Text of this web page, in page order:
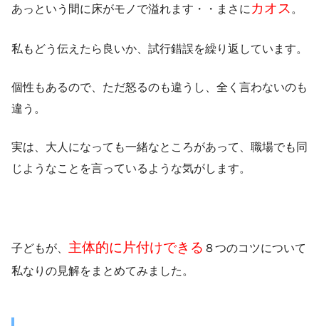
あっという間に床がモノで溢れます・・まさにカオス。
私もどう伝えたら良いか、試行錯誤を繰り返しています。
個性もあるので、ただ怒るのも違うし、全く言わないのも
違う。
実は、大人になっても一緒なところがあって、職場でも同
じようなことを言っているような気がします。
子どもが、 主体的に片付けできる ８つのコツについて
私なりの見解をまとめてみました。